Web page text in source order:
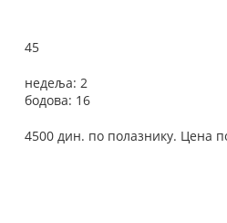
45
недеља: 2
бодова: 16
4500 дин. по полазнику. Цена